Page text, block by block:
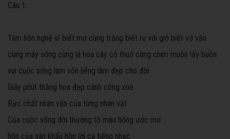
Câu 1:
Tâm hồn nghệ sĩ biết mơ cùng trăng biết ru với gió biết vớ vẩn
cùng mây sống cùng lá hoa cây cỏ thuở cùng chim muôn lấy buồn
vui cuộc sống làm vốn liếng làm đẹp cho đời
Giây phút thăng hoa đẹp cánh công xoè
Rực chất nhân văn của từng nhân vật
Của cuộc sống đời thường tô màu hồng ước mơ
hồn của sân khấu hồn lời ca tiếng nhạc